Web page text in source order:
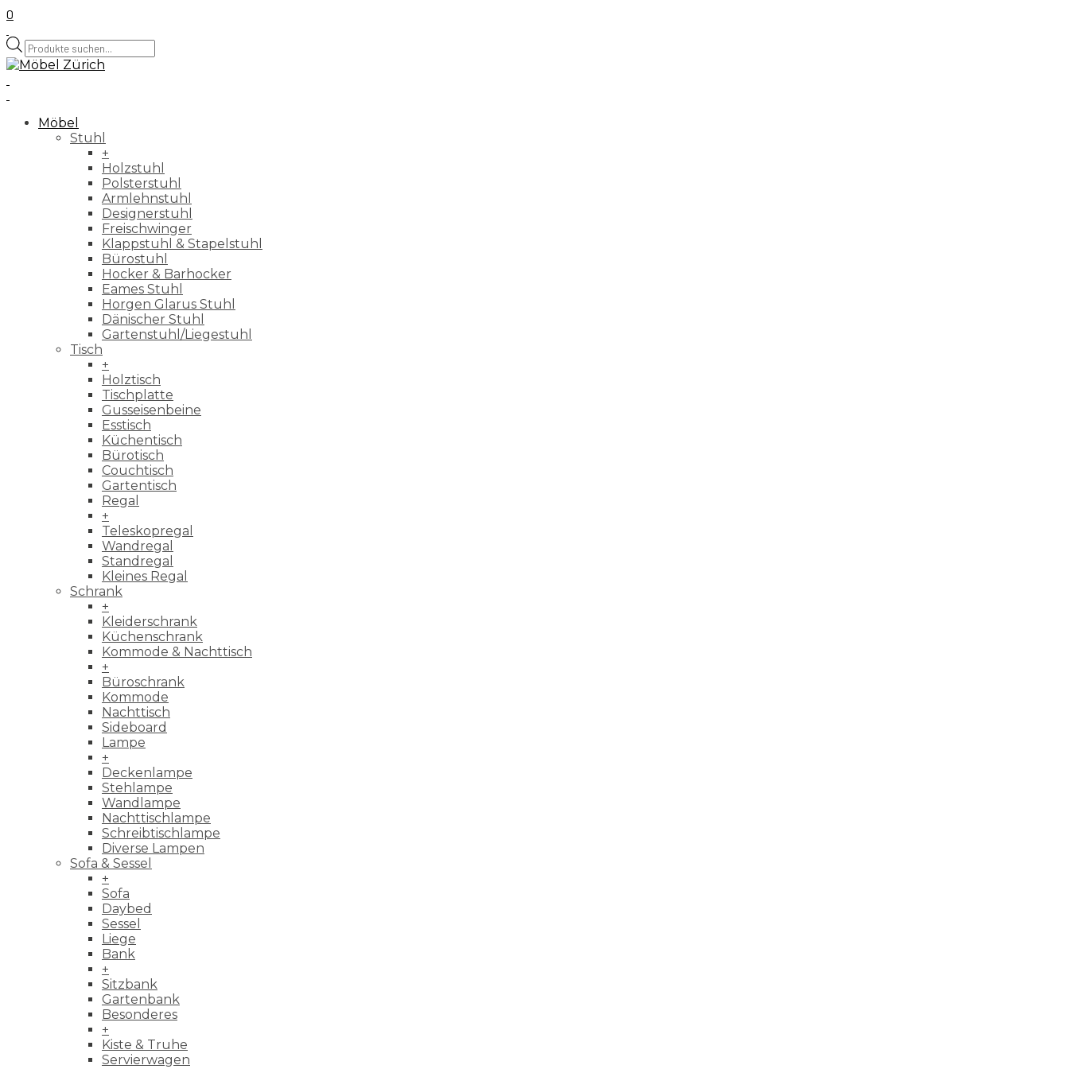
0
Products
search
Möbel
Stuhl
+
Holzstuhl
Polsterstuhl
Armlehnstuhl
Designerstuhl
Freischwinger
Klappstuhl & Stapelstuhl
Bürostuhl
Hocker & Barhocker
Eames Stuhl
Horgen Glarus Stuhl
Dänischer Stuhl
Gartenstuhl/Liegestuhl
Tisch
+
Holztisch
Tischplatte
Gusseisenbeine
Esstisch
Küchentisch
Bürotisch
Couchtisch
Gartentisch
Regal
+
Teleskopregal
Wandregal
Standregal
Kleines Regal
Schrank
+
Kleiderschrank
Küchenschrank
Kommode & Nachttisch
+
Büroschrank
Kommode
Nachttisch
Sideboard
Lampe
+
Deckenlampe
Stehlampe
Wandlampe
Nachttischlampe
Schreibtischlampe
Diverse Lampen
Sofa & Sessel
+
Sofa
Daybed
Sessel
Liege
Bank
+
Sitzbank
Gartenbank
Besonderes
+
Kiste & Truhe
Servierwagen